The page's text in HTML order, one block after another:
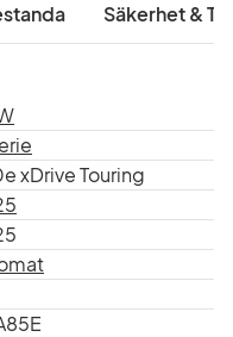
Säkerhet &
xDrive Touring